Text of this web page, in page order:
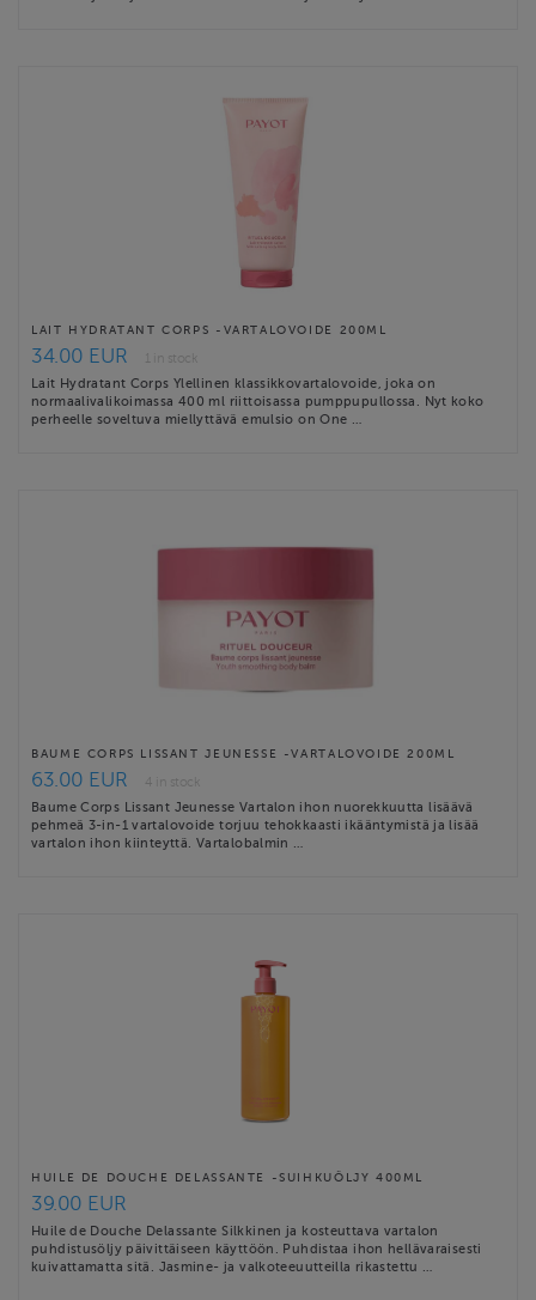
LAIT HYDRATANT CORPS -VARTALOVOIDE 200ML
34.00 EUR
1 in stock
Lait Hydratant Corps Ylellinen klassikkovartalovoide, joka on
normaalivalikoimassa 400 ml riittoisassa pumppupullossa. Nyt koko
perheelle soveltuva miellyttävä emulsio on One …
BAUME CORPS LISSANT JEUNESSE -VARTALOVOIDE 200ML
63.00 EUR
4 in stock
Baume Corps Lissant Jeunesse Vartalon ihon nuorekkuutta lisäävä
pehmeä 3-in-1 vartalovoide torjuu tehokkaasti ikääntymistä ja lisää
vartalon ihon kiinteyttä. Vartalobalmin …
HUILE DE DOUCHE DELASSANTE -SUIHKUÖLJY 400ML
39.00 EUR
Huile de Douche Delassante Silkkinen ja kosteuttava vartalon
puhdistusöljy päivittäiseen käyttöön. Puhdistaa ihon hellävaraisesti
kuivattamatta sitä. Jasmine- ja valkoteeuutteilla rikastettu …